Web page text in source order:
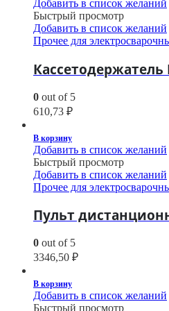
Добавить в список желаний
Быстрый просмотр
Добавить в список желаний
Прочее для
Кассетодержатель
0 out of 5
610,73 ₽
В корзину
Добавить в список желаний
Быстрый просмотр
Добавить в список желаний
Прочее для
Пульт
0 out of 5
3346,50 ₽
В корзину
Добавить в список желаний
Быстрый просмотр